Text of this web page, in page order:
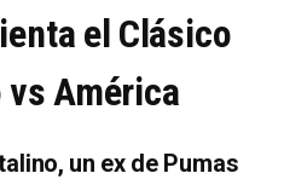
el Clásico
América
un ex de Pumas